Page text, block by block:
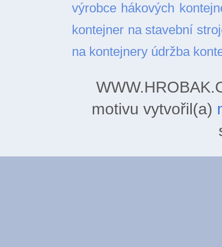
výrobce hákových
kontejner na stavební
na kontejnery údržba
motivu vytvořil(a)